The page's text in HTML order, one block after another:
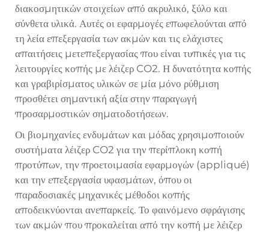
διακοσμητικών στοιχείων από ακρυλικό, ξύλο και
σύνθετα υλικά. Αυτές οι εφαρμογές επωφελούνται από
τη λεία επεξεργασία των ακμών και τις ελάχιστες
απαιτήσεις μετεπεξεργασίας που είναι τυπικές για τις
λειτουργίες κοπής με λέιζερ CO2. Η δυνατότητα κοπής
και γραβιρίσματος υλικών σε μία μόνο ρύθμιση
προσθέτει σημαντική αξία στην παραγωγή
προσαρμοστικών σηματοδοτήσεων.
Οι βιομηχανίες ενδυμάτων και μόδας χρησιμοποιούν
συστήματα λέιζερ CO2 για την περίπλοκη κοπή
προτύπων, την προετοιμασία εφαρμογών (appliqué)
και την επεξεργασία υφασμάτων, όπου οι
παραδοσιακές μηχανικές μέθοδοι κοπής
αποδεικνύονται ανεπαρκείς. Το φαινόμενο σφράγισης
των ακμών που προκαλείται από την κοπή με λέιζερ